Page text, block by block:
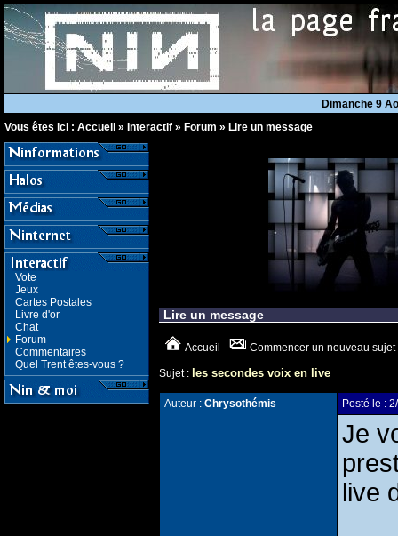
Dimanche 9
Vous êtes ici : Accueil » Interactif » Forum » Lire un message
Vote
Jeux
Cartes Postales
Livre d'or
Chat
Forum
Commentaires
Quel Trent êtes-vous ?
Lire un message
Accueil Commencer un nouveau sujet
Sujet : les secondes voix en live
Auteur : Chrysothémis Posté le :
Je
live